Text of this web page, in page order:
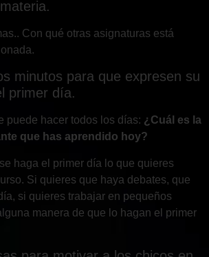
Con qué otras asignaturas está
minutos para que expresen su
primer día.
puede hacer todos los días: ¿Cuál es la
que has aprendido hoy?
haga el primer día lo que quieres
Si quieres que haya debates, que
si quieres trabajar en pequeños
manera de que lo hagan el primer